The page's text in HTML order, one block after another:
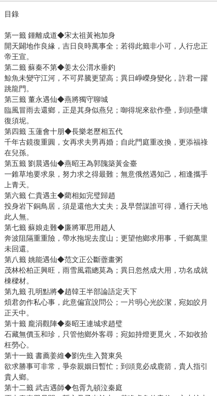
目錄
第一籤 鍾離成道◆宋太祖黃袍加身
開天闢地作良緣，吉日良時萬事全；若得此籤非小可，人行忠正
帝王宣。
第二籤 蘇秦不第◆姜太公渭水垂釣
鯨魚未變守江河，不可昇騰更望高；異日崢嶸身變化，許君一躍
跳龍門。
第三籤 董永遇仙◆燕將獨守聊城
臨風冒雨去還鄉，正是其身似燕兒；啣得坭來欲作壘，到頭壘壞
復須坭。
第四籤 玉蓮會十朋◆長樂老歷相五代
千年古鏡復重圓，女再求夫男再婚；自此門庭重改換，更添福祿
在兒孫。
第五籤 劉晨遇仙◆燕昭王為郭隗築黃金臺
一錐草地要求泉，努力求之得最難；無意俄然遇知己，相逢攜手
上青天。
第六籤 仁貴遇主◆藺相如完璧歸趙
投身岩下銅鳥居，須是還他大丈夫；及早營謀誰可得，通行天地
此人無。
第七籤 蘇娘走難◆廉將軍思用趙人
奔波阻隔重重險，帶水拖坭去度山；更望他鄉求用事，千鄉萬里
未回還。
第八籤 姚能遇仙◆范文正公斷虀畫粥
茂林松柏正興旺，雨雪風霜總莫為；異日忽然成大用，功名成就
棟樑材。
第九籤 孔明點將◆趙韓王半部論語定天下
煩君勿作私心事，此意偏宜說問公；一片明心光皎潔，宛如皎月
正天中。
第十籤 龐涓觀陣◆秦昭王連城求趙璧
石藏無價玉和珍，只管他鄉外客尋；宛如持燈更覓火，不如收拾
枉勞心。
第十一籤 書薦姜維◆劉先生入贅東吳
欲求勝事可非常，爭奈親姻日暫忙；到頭竟必成鹿箭，貴人指引
貴人鄉。
第十二籤 武吉遇師◆包胥九頓泣秦庭